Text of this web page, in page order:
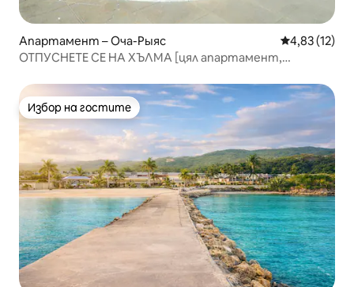
Апартамент – Оча-Рыяс Средна
4,83 (12)
ОТПУСНЕТЕ СЕ НА ХЪЛМА [цял апартамент,
Избор на гостите
Избор на гостите